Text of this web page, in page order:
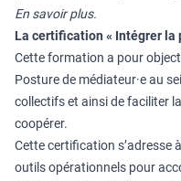
En savoir plus.
La certification « Intégrer la
Cette formation a pour
Posture de médiateur·e au
collectifs et ainsi de faciliter
coopérer.
Cette certification
outils opérationnels pour